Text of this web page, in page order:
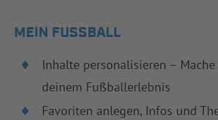
MEIN FUSSBALL
Inhalte personalisieren –
deinem Fußballerlebnis
Favoriten anlegen, Infos und